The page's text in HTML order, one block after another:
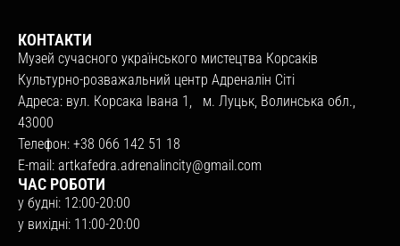
КОНТАКТИ
Музей сучасного українського мистецтва Корсаків
Культурно-розважальний центр Адреналін Сіті
Адреса: вул. Корсака Івана 1, м. Луцьк, Волинська обл.,
43000
Телефон: +38 066 142 51 18
E-mail: artkafedra.adrenalincity@gmail.com
ЧАС РОБОТИ
у будні: 12:00-20:00
у вихідні: 11:00-20:00